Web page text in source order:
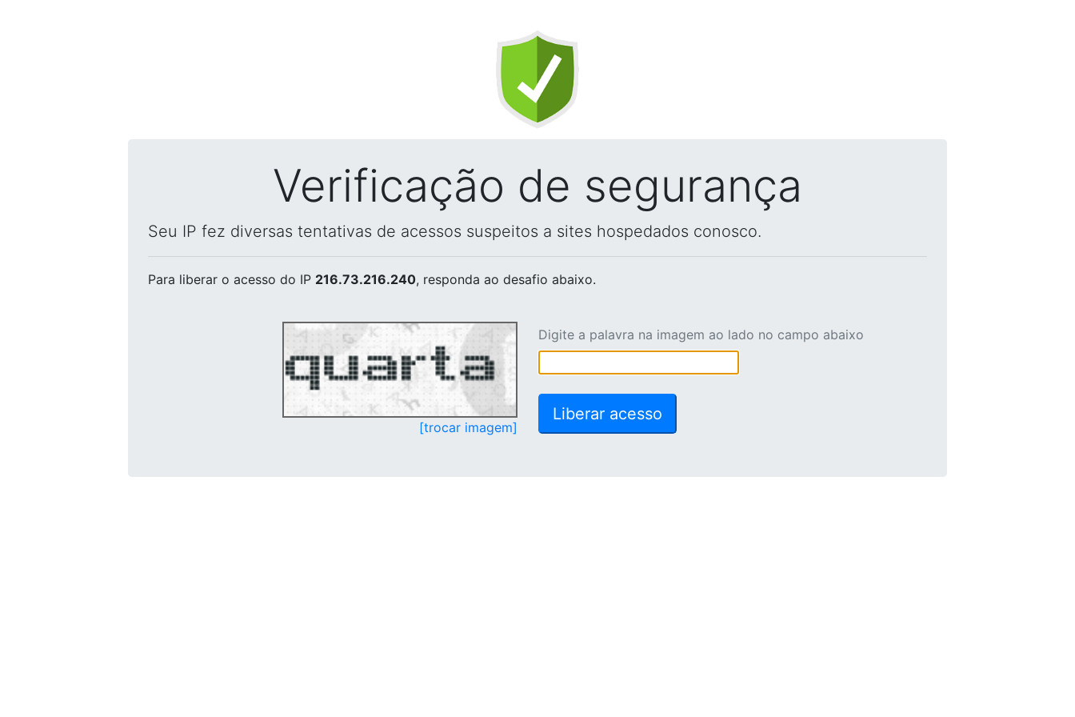
Verificação de segurança
Seu IP fez diversas tentativas de acessos suspeitos a sites hospedados conosco.
Para liberar o acesso do IP 216.73.216.240, responda ao desafio abaixo.
[trocar imagem]
Digite a palavra na imagem ao lado no campo abaixo